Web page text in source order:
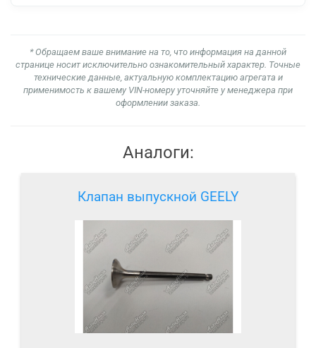
* Обращаем ваше внимание на то, что информация на данной
странице носит исключительно ознакомительный характер. Точные
технические данные, актуальную комплектацию агрегата и
применимость к вашему VIN-номеру уточняйте у менеджера при
оформлении заказа.
Аналоги:
Клапан выпускной GEELY